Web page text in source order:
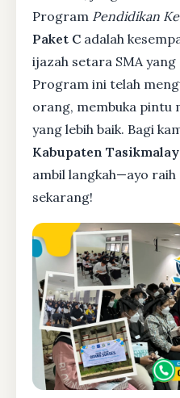
Program Pendidikan
Paket C adalah
ijazah setara SMA
Program ini telah
orang, membuka pintu
yang lebih baik. Bagi
Kabupaten
ambil langkah—ayo raih
sekarang!